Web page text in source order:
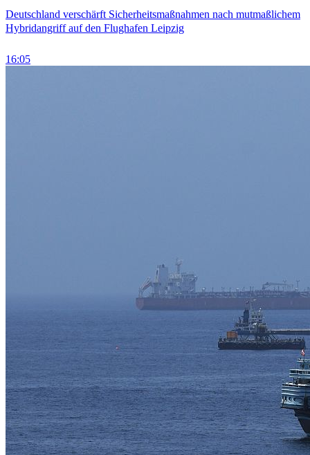
Deutschland verschärft Sicherheitsmaßnahmen nach mutmaßlichem
Hybridangriff auf den Flughafen Leipzig
16:05